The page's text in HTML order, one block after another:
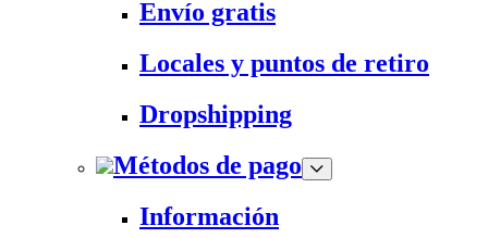
Envío gratis
Locales y puntos de retiro
Dropshipping
Métodos de pago
Información